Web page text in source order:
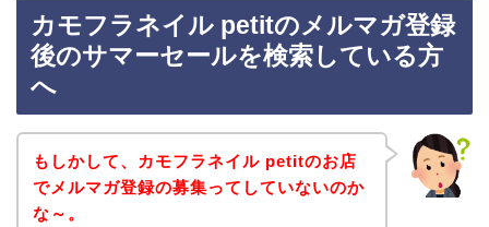
カモフラネイル petitのメルマガ登録
後のサマーセールを検索している方
へ
もしかして、カモフラネイル petitのお店
でメルマガ登録の募集ってしていないのか
な～。